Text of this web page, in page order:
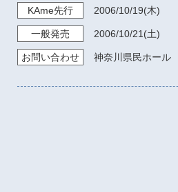
KAme先行 2006/10/19(木)
一般発売 2006/10/21 (土)
お問い合わせ 神奈川県民ホール